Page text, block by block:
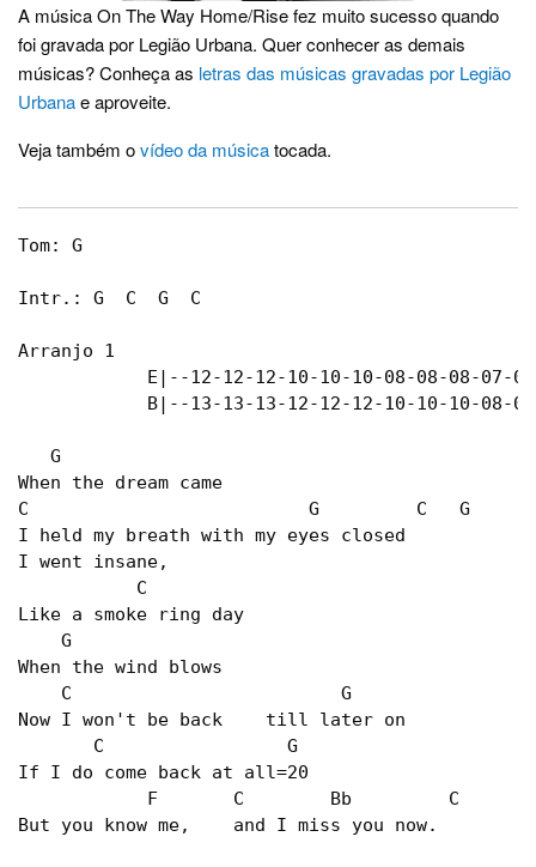
A música On The Way Home/Rise fez muito sucesso quando
foi gravada por Legião Urbana. Quer conhecer as demais
músicas? Conheça as letras das músicas gravadas por Legião
Urbanae aproveite.
Veja também ovídeo da músicatocada.
Tom: G
Intr.: G  C  G  C
Arranjo 1
E|--12-12-12-10-10-10-08-08-08-07-
B|--13-13-13-12-12-12-10-10-10-08-
   G
When the dream came
C                          G         C   G
I held my breath with my eyes closed
I went insane,
           C
Like a smoke ring day
    G
When the wind blows
    C                         G
Now I won't be back    till later on
       C                 G
If I do come back at all=20
            F       C        Bb         C
But you know me,    and I miss you now.